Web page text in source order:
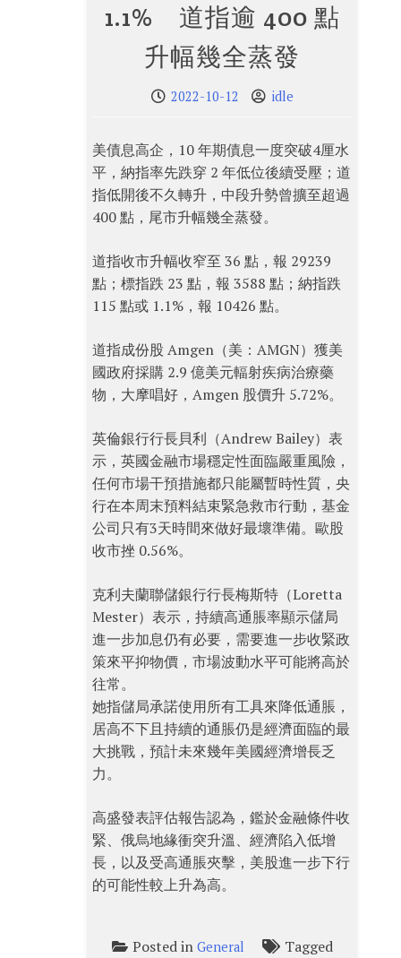
1.1% 道指逾 400 點
升幅幾全蒸發
2022-10-12 idle
美債息高企，10 年期債息一度突破4厘水
平，納指率先跌穿 2 年低位後續受壓；道
指低開後不久轉升，中段升勢曾擴至超過
400 點，尾市升幅幾全蒸發。
道指收市升幅收窄至 36 點，報 29239
點；標指跌 23 點，報 3588 點；納指跌
115 點或 1.1%，報 10426 點。
道指成份股 Amgen（美：AMGN）獲美
國政府採購 2.9 億美元輻射疾病治療藥
物，大摩唱好，Amgen 股價升 5.72%。
英倫銀行行長貝利（Andrew Bailey）表
示，英國金融市場穩定性面臨嚴重風險，
任何市場干預措施都只能屬暫時性質，央
行在本周末預料結束緊急救市行動，基金
公司只有3天時間來做好最壞準備。歐股
收市挫 0.56%。
克利夫蘭聯儲銀行行長梅斯特（Loretta
Mester）表示，持續高通脹率顯示儲局
進一步加息仍有必要，需要進一步收緊政
策來平抑物價，市場波動水平可能將高於
往常。
她指儲局承諾使用所有工具來降低通脹，
居高不下且持續的通脹仍是經濟面臨的最
大挑戰，預計未來幾年美國經濟增長乏
力。
高盛發表評估報告認為，鑑於金融條件收
緊、俄烏地緣衝突升溫、經濟陷入低增
長，以及受高通脹夾擊，美股進一步下行
的可能性較上升為高。
Posted in General Tagged